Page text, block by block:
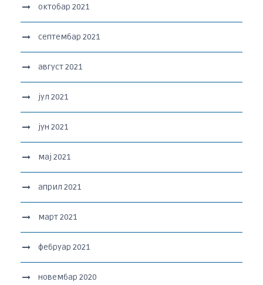
октобар 2021
септембар 2021
август 2021
јул 2021
јун 2021
мај 2021
април 2021
март 2021
фебруар 2021
новембар 2020